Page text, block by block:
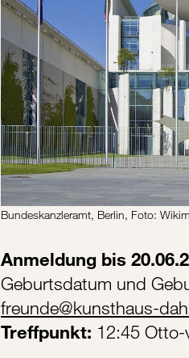
Bundeskanzleramt, Berlin, Foto:
Anmeldung bis
Geburtsdatum und
freunde@kunsthaus-
Treffpunkt: 12:45